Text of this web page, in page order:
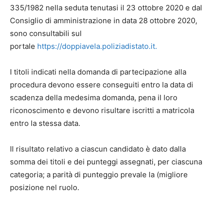
335/1982 nella seduta tenutasi il 23 ottobre 2020 e dal
Consiglio di amministrazione in data 28 ottobre 2020,
sono consultabili sul
portale https://doppiavela.poliziadistato.it.
I titoli indicati nella domanda di partecipazione alla
procedura devono essere conseguiti entro la data di
scadenza della medesima domanda, pena il loro
riconoscimento e devono risultare iscritti a matricola
entro la stessa data.
Il risultato relativo a ciascun candidato è dato dalla
somma dei titoli e dei punteggi assegnati, per ciascuna
categoria; a parità di punteggio prevale la (migliore
posizione nel ruolo.